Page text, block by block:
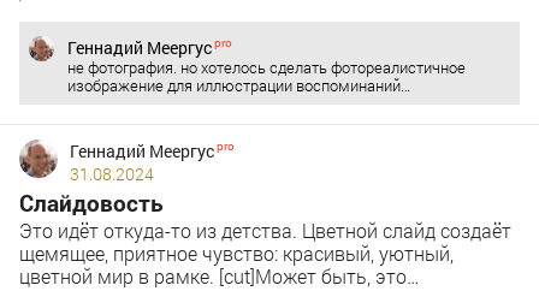
Геннадий Меергус
не фотография. но хотелось сделать фотореалистичное
изображение для иллюстрации воспоминаний…
Геннадий Меергус
31.08.2024
Слайдовость
Это идёт откуда-то из детства. Цветной слайд создаёт
щемящее, приятное чувство: красивый, уютный,
цветной мир в рамке. [cut]Может быть, это…